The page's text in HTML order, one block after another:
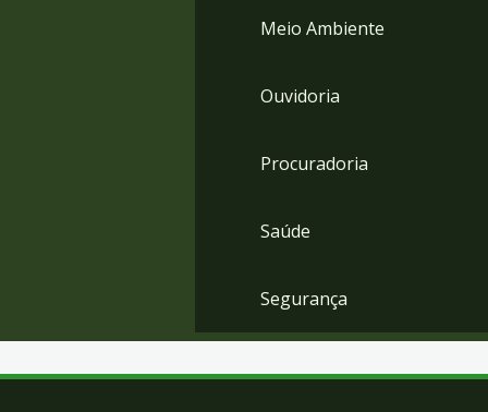
Meio Ambiente
Ouvidoria
Procuradoria
Saúde
Segurança